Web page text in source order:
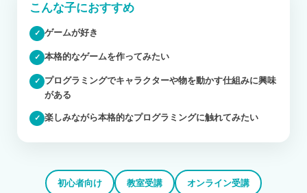
こんな子におすすめ
✓ ゲームが好き
✓ 本格的なゲームを作ってみたい
✓
プログラミングでキャラクターや物を動かす仕組みに興味
がある
✓ 楽しみながら本格的なプログラミングに触れてみたい
初心者向け 教室受講 オンライン受講